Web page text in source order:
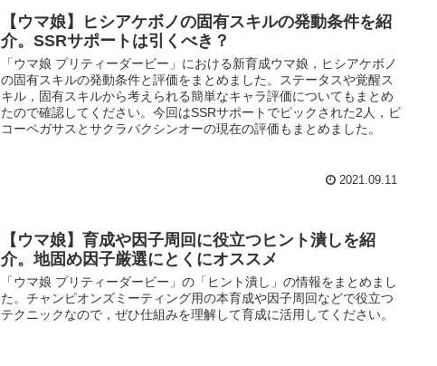
【ウマ娘】ヒシアケボノの固有スキルの発動条件を紹
介。SSRサポートは引くべき？
「ウマ娘 プリティーダービー」における新育成ウマ娘，ヒシアケボノ
の固有スキルの発動条件と評価をまとめました。ステータスや覚醒ス
キル，固有スキルから考えられる簡単なキャラ評価についてもまとめ
たので確認してください。今回はSSRサポートでピックされた2人，ビ
コーペガサスとサクラバクシンオーの現在の評価もまとめました。
2021.09.11
【ウマ娘】育成や因子周回に役立つヒント潰しを紹
介。地固め因子厳選にとくにオススメ
「ウマ娘 プリティーダービー」の「ヒント潰し」の情報をまとめまし
た。チャンピオンズミーティング用の本育成や因子周回などで役立つ
テクニックなので，ぜひ仕組みを理解して育成に活用してください。